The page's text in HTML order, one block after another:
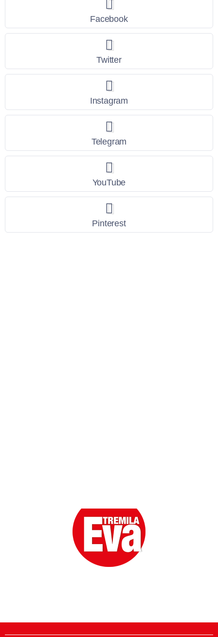
Facebook
Twitter
Instagram
Telegram
YouTube
Pinterest